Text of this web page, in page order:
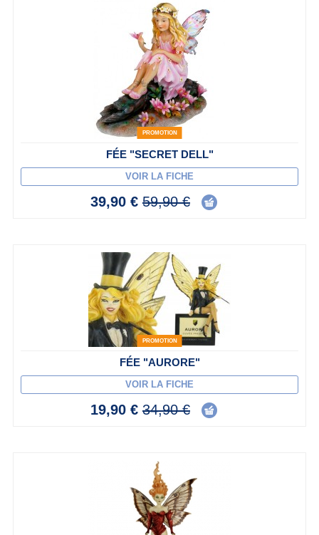
PROMOTION
FÉE "SECRET DELL"
VOIR LA FICHE
39,90 € 59,90 €
PROMOTION
FÉE "AURORE"
VOIR LA FICHE
19,90 € 34,90 €